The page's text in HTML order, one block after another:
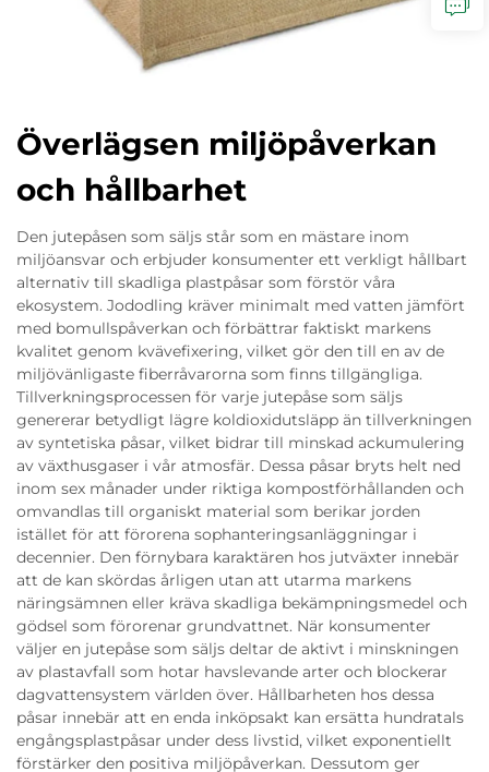
Överlägsen miljöpåverkan
och hållbarhet
Den jutepåsen som säljs står som en mästare inom
miljöansvar och erbjuder konsumenter ett verkligt hållbart
alternativ till skadliga plastpåsar som förstör våra
ekosystem. Jododling kräver minimalt med vatten jämfört
med bomullspåverkan och förbättrar faktiskt markens
kvalitet genom kvävefixering, vilket gör den till en av de
miljövänligaste fiberråvarorna som finns tillgängliga.
Tillverkningsprocessen för varje jutepåse som säljs
genererar betydligt lägre koldioxidutsläpp än tillverkningen
av syntetiska påsar, vilket bidrar till minskad ackumulering
av växthusgaser i vår atmosfär. Dessa påsar bryts helt ned
inom sex månader under riktiga kompostförhållanden och
omvandlas till organiskt material som berikar jorden
istället för att förorena sophanteringsanläggningar i
decennier. Den förnybara karaktären hos jutväxter innebär
att de kan skördas årligen utan att utarma markens
näringsämnen eller kräva skadliga bekämpningsmedel och
gödsel som förorenar grundvattnet. När konsumenter
väljer en jutepåse som säljs deltar de aktivt i minskningen
av plastavfall som hotar havslevande arter och blockerar
dagvattensystem världen över. Hållbarheten hos dessa
påsar innebär att en enda inköpsakt kan ersätta hundratals
engångsplastpåsar under dess livstid, vilket exponentiellt
förstärker den positiva miljöpåverkan. Dessutom ger